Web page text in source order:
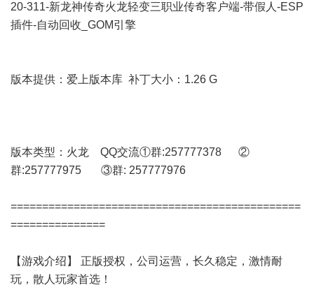
20-311-新龙神传奇火龙轻变三职业传奇客户端-带假人-ESP
插件-自动回收_GOM引擎
版本提供：爱上版本库 补丁大小：1.26 G
版本类型：火龙 QQ交流①群:257777378 ②
群:257777975 ③群: 257777976
==============================================
===============
【游戏介绍】 正版授权，公司运营，长久稳定，激情耐
玩，散人玩家首选！